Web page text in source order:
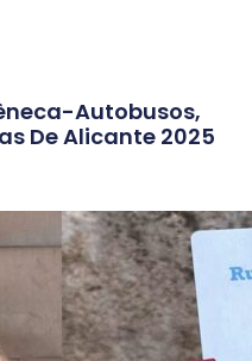
Autobusos,
De Alicante 2025